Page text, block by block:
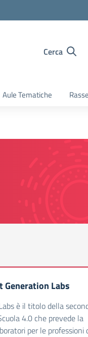
Cerca
Aule Tematiche
Generation Labs
è il titolo della
4.0 che prevede la
per le professioni